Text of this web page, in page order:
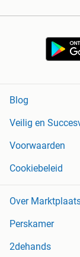
Blog
Veilig en
Voorwaarden
Cookiebeleid
Over
Perskamer
2dehands